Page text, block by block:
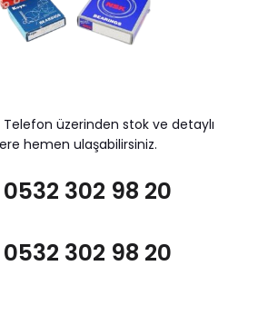
üzerinden stok ve detaylı
hemen ulaşabilirsiniz.
0532 302 98 20
0532 302 98 20